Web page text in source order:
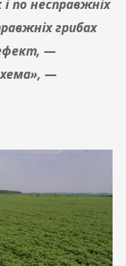
по несправжніх
грибах
ефект, —
—